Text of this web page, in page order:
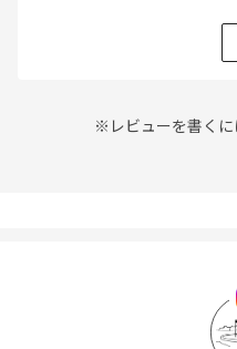
※レビューを書くに